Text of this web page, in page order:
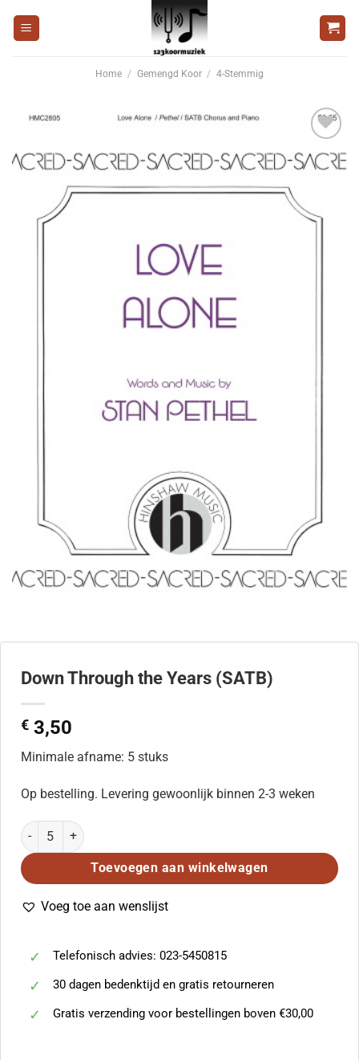
naar
Home / Gemengd Koor / 4-Stemmig
Voeg
toe aan
Down Through the Years (SATB)
€ 3,50
Minimale afname: 5 stuks
Op bestelling. Levering gewoonlijk binnen 2-3 weken
Down Through the Years (SATB) aantal
Toevoegen aan winkelwagen
Voeg toe aan wenslijst
Telefonisch advies: 023-5450815
30 dagen bedenktijd en gratis retourneren
Gratis verzending voor bestellingen boven €30,00